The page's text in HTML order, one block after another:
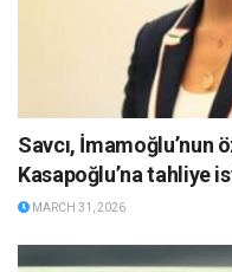
Savcı, İmamoğlu’nun
Kasapoğlu’na tahliye
MARCH 31, 2026